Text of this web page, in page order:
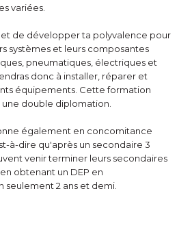
variées.
de développer ta polyvalence pour
systèmes et leurs composantes
pneumatiques, électriques et
donc à installer, réparer et
équipements. Cette formation
double diplomation.
également en concomitance
à-dire qu'après un secondaire 3
venir terminer leurs secondaires
obtenant un DEP en
2 ans et demi.